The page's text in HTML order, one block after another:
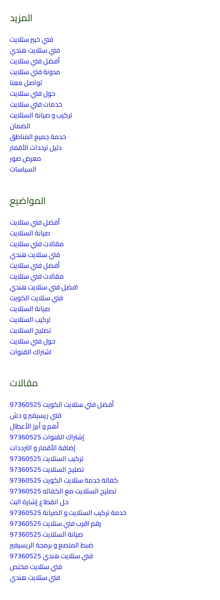
المزيد
فني خبير ستلايت
فني ستلايت هندي
أفضل فني ستلايت
مدونة فني ستلايت
تواصل معنا
حول فني ستلايت
خدمات فني ستلايت
تركيب و صيانة الستلايت
الضمان
خدمة جميع المناطق
دليل ترددات الأقمار
معرض صور
السياسات
المواضيع
أفضل فني ستلايت
صيانة الستلايت
مقالات فني ستلايت
فني ستلايت هندي
أفضل فني ستلايت
مقالات فني ستلايت
افضل فني ستلايت هندي
فني ستلايت الكويت
صيانة الستلايت
تركيب الستلايت
تصليح الستلايت
حول فني ستلايت
اشتراك القنوات
مقالات
أفضل فني ستلايت الكويت 97360525
فني ريسيفير و دش
أهم و أبرز الأعطال
إشتراك القنوات 97360525
إضافة الأقمار و الترددات
تركيب الستلايت 97360525
تصليح الستلايت 97360525
كفالة خدمة ستلايت الكويت 97360525
تصليح الستلايت مع الكفاله 97360525
حل انقطاع إشارة البث
خدمة تركيب الستلايت و الصيانة 97360525
رقم اقرب فني ستلايت 97360525
صيانة الستلايت 97360525
ضبط المنصع و برمجة الريسيفير
فني ستلايت هندي 97360525
فني ستلايت مختص
فني ستلايت هندي